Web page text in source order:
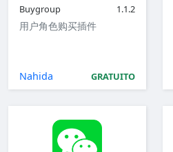
Buygroup 1.1.2
用户角色购买插件
Nahida GRATUITO